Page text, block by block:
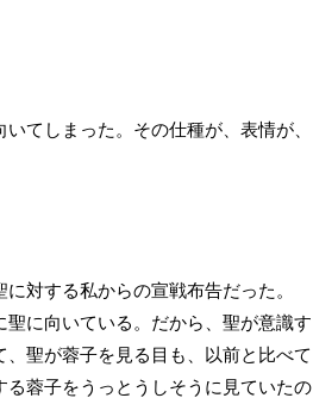
てしまった。その仕種が、表情が、
対する私からの宣戦布告だった。
に向いている。だから、聖が意識す
聖が蓉子を見る目も、以前と比べて
蓉子をうっとうしそうに見ていたの